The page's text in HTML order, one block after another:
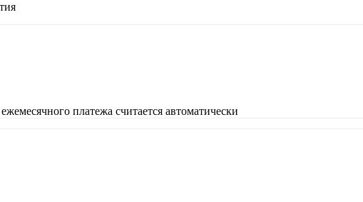
платежа считается автоматически